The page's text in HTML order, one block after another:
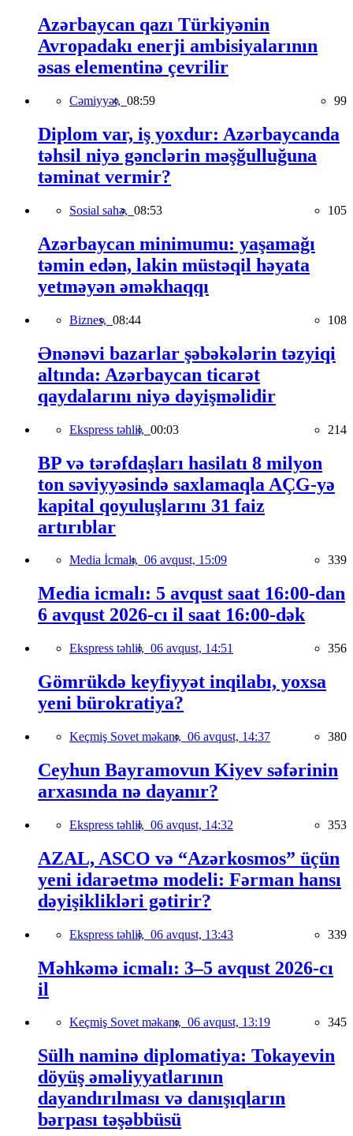
Azərbaycan qazı Türkiyənin
Avropadakı enerji ambisiyalarının
əsas elementinə çevrilir
Cəmiyyət, 08:59 99
Diplom var, iş yoxdur: Azərbaycanda
təhsil niyə gənclərin məşğulluğuna
təminat vermir?
Sosial sahə, 08:53 105
Azərbaycan minimumu: yaşamağı
təmin edən, lakin müstəqil həyata
yetməyən əməkhaqqı
Biznes, 08:44 108
Ənənəvi bazarlar şəbəkələrin təzyiqi
altında: Azərbaycan ticarət
qaydalarını niyə dəyişməlidir
Ekspress təhlil, 00:03 214
BP və tərəfdaşları hasilatı 8 milyon
ton səviyyəsində saxlamaqla AÇG-yə
kapital qoyuluşlarını 31 faiz
artırıblar
Media İcmalı, 06 avqust, 15:09 339
Media icmalı: 5 avqust saat 16:00-dan
6 avqust 2026-cı il saat 16:00-dək
Ekspress təhlil, 06 avqust, 14:51 356
Gömrükdə keyfiyyət inqilabı, yoxsa
yeni bürokratiya?
Keçmiş Sovet məkanı, 06 avqust, 14:37 380
Ceyhun Bayramovun Kiyev səfərinin
arxasında nə dayanır?
Ekspress təhlil, 06 avqust, 14:32 353
AZAL, ASCO və “Azərkosmos” üçün
yeni idarəetmə modeli: Fərman hansı
dəyişiklikləri gətirir?
Ekspress təhlil, 06 avqust, 13:43 339
Məhkəmə icmalı: 3–5 avqust 2026-cı
il
Keçmiş Sovet məkanı, 06 avqust, 13:19 345
Sülh naminə diplomatiya: Tokayevin
döyüş əməliyyatlarının
dayandırılması və danışıqların
bərpası təşəbbüsü